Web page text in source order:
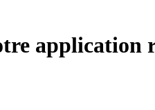
application